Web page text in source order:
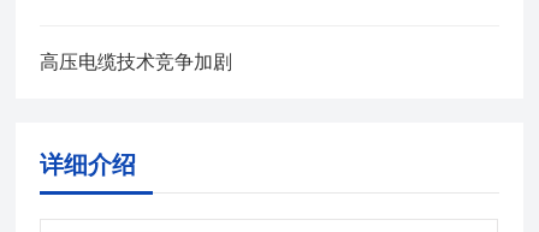
高压电缆技术竞争加剧
详细介绍